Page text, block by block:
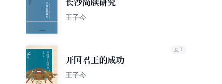
长沙简牍研究
王子今
开国君王的成功
王子今
1